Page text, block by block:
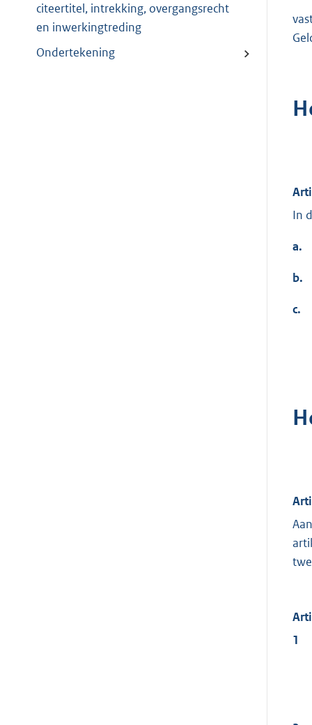
citeertitel, intrekking, overgangsrecht
en inwerkingtreding
Ondertekening
In
a.
b.
c.
1